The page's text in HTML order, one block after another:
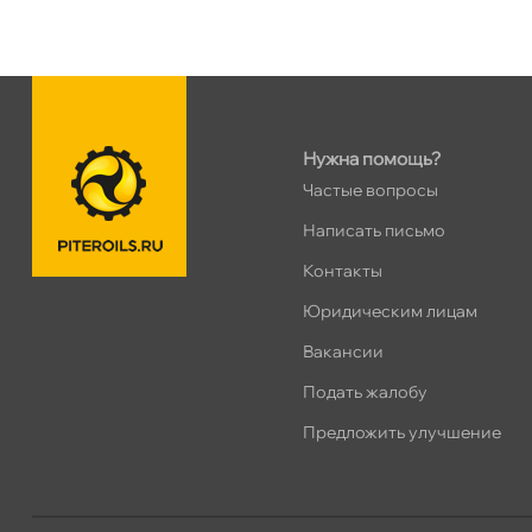
пр.Науки 10к1 (2 этаж)
ПН–ВС
Ленинский пр. 92 к.1
0 шт
Нужна помощь?
Частые вопросы
Написать письмо
Контакты
Юридическим лицам
акансии
Подать жалобу
Предложить улучшение